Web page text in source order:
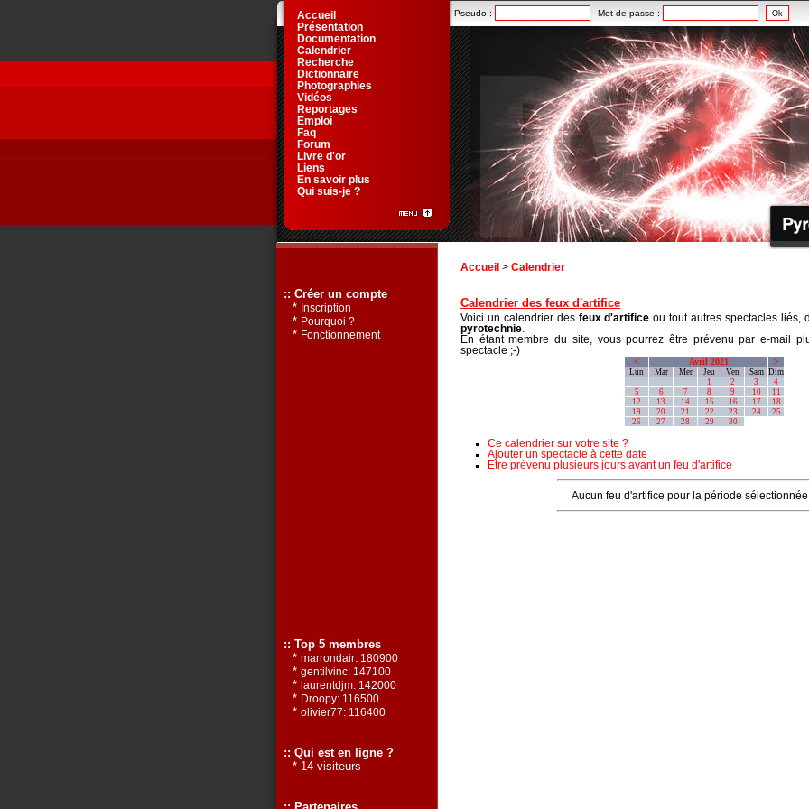
Accueil > Calendrier
Calendrier des feux d'artifice
Voici un calendrier des feux d'artifice ou tout autres spectacles liés,
pyrotechnie
En étant membre du site, vous pourrez être prévenu par e-mail
spectacle ;-)
< Avril 2021 >
Lun Mar Mer Jeu Ven Sam Dim
1
2 3
4
5
6 7 8 9 10
11
12
13 14 15 16 17
18
19
20 21 22 23 24
25
26
27 28 29 30
Ce calendrier sur votre site ?
Ajouter un spectacle à cette date
Etre prévenu plusieurs jours avant un feu d'artifice
Aucun feu d'artifice pour la période
Pseudo : Mot de passe :
Accueil
Présentation
Documentation
Calendrier
Recherche
Dictionnaire
Photographies
Vidéos
Reportages
Emploi
Faq
Forum
Livre d'or
Liens
En savoir plus
Qui suis-je ?
:: Créer un compte
* Inscription
* Pourquoi ?
* Fonctionnement
:: Top 5 membres
* marrondair: 180900
* gentilvinc: 147100
* laurentdjm: 142000
* Droopy: 116500
* olivier77: 116400
:: Qui est en ligne ?
* 14 visiteurs